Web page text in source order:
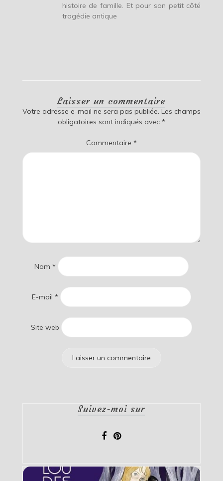
histoire de famille. Et pour son petit côté
tragédie antique
Laisser un commentaire
Votre adresse e-mail ne sera pas publiée. Les champs
obligatoires sont indiqués avec *
Commentaire *
Nom *
E-mail *
Site web
Suivez-moi sur